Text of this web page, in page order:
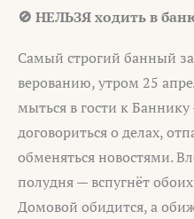
🚫 НЕЛЬЗЯ ходить в
Самый строгий банный
верованию, утром 25
мыться в гости к
договориться о делах,
обменяться новостями.
полудня — вспугнёт
Домовой обидится, а